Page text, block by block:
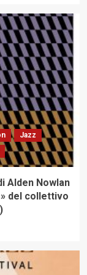
Jazz
Alden Nowlan
del collettivo